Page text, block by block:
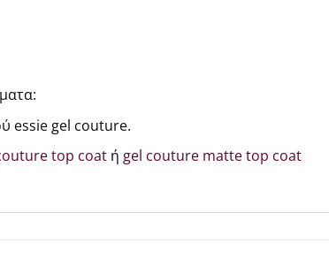
essie gel couture.
top coatή gel couture matte top coat